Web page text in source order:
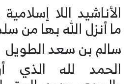
الأناشيد اللا
ما أنزل الله بها من
سالم بن سعد الطويل
الحمد لله الذي